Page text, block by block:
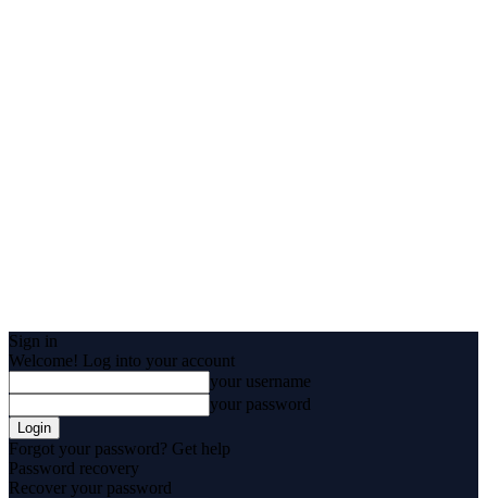
Sign in
Welcome! Log into your account
your username
your password
Forgot your password? Get help
Password recovery
Recover your password